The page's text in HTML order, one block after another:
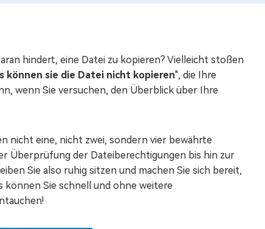
hindert, eine Datei zu kopieren? Vielleicht stoßen
sie die Datei nicht kopieren", die Ihre
wenn Sie versuchen, den Überblick über Ihre
nicht eine, nicht zwei, sondern vier bewährte
Überprüfung der Dateiberechtigungen bis hin zur
Sie also ruhig sitzen und machen Sie sich bereit,
Sie schnell und ohne weitere